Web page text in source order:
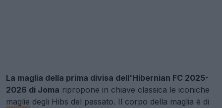
La maglia della prima divisa dell'Hibernian FC 2025-
2026 di Joma ripropone in chiave classica le iconiche
maglie degli Hibs del passato. Il corpo della maglia è di